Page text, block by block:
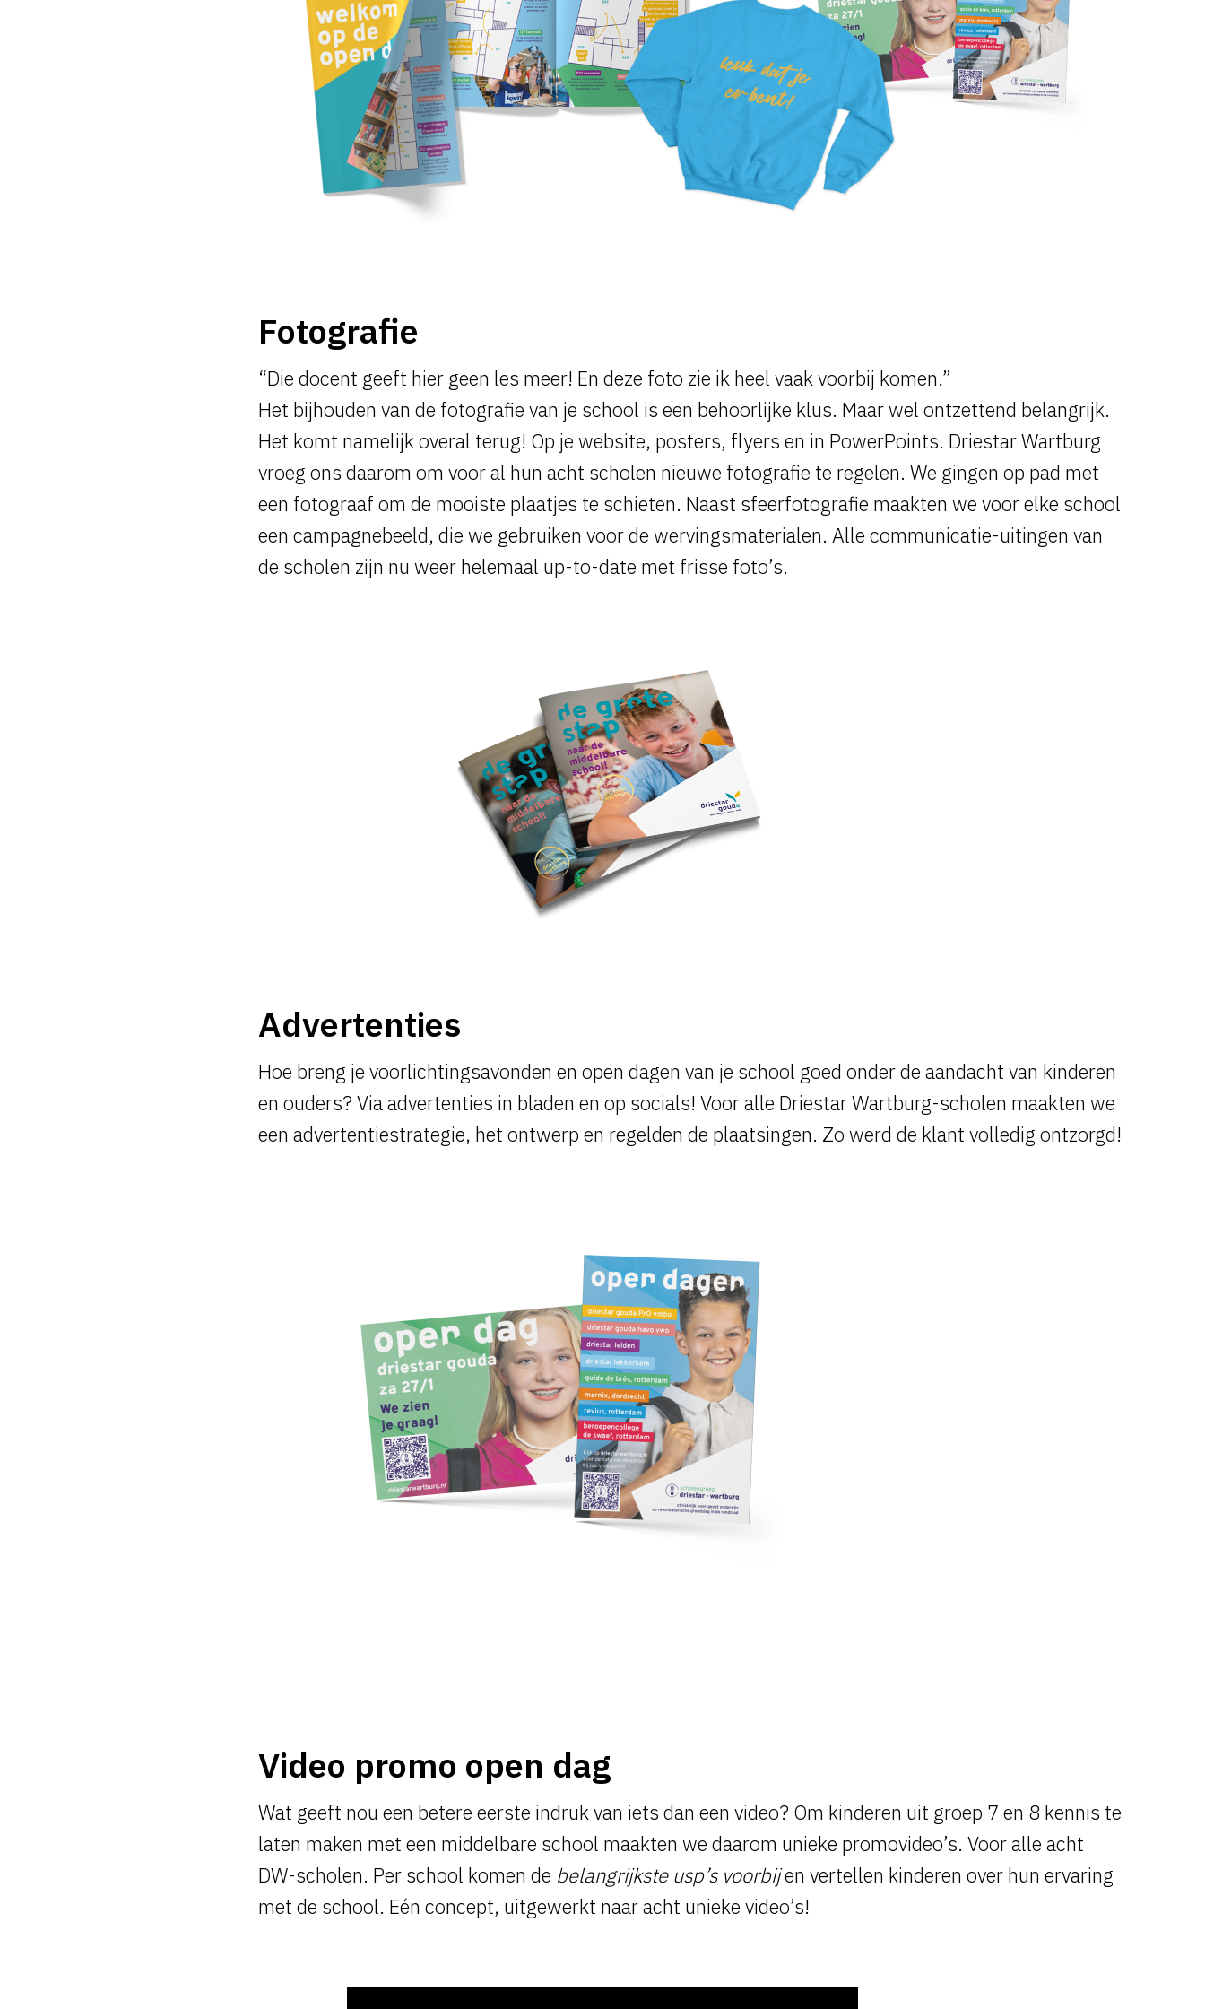
Fotografie
“Die docent geeft hier geen les meer! En deze foto zie ik heel vaak voorbij komen.”
Het bijhouden van de fotografie van je school is een behoorlijke klus. Maar wel ontzettend belangrijk.
Het komt namelijk overal terug! Op je website, posters, flyers en in PowerPoints. Driestar Wartburg
vroeg ons daarom om voor al hun acht scholen nieuwe fotografie te regelen. We gingen op pad met
een fotograaf om de mooiste plaatjes te schieten. Naast sfeerfotografie maakten we voor elke school
een campagnebeeld, die we gebruiken voor dewervingsmaterialen. Alle communicatie-uitingen van
de scholen zijn nu weer helemaal up-to-date met frisse foto’s.
Advertenties
Hoe breng je voorlichtingsavonden en open dagen van je school goed onder de aandacht van kinderen
en ouders? Via advertenties in bladen en op socials! Voor alle Driestar Wartburg-scholen maakten we
een advertentiestrategie, het ontwerp en regelden de plaatsingen. Zo werd de klant volledig ontzorgd!
Video promo open dag
Wat geeft nou een betere eerste indruk van iets dan een video? Om kinderen uit groep 7 en 8 kennis te
laten maken met een middelbare school maakten we daarom unieke promovideo’s. Voor alle acht
DW-scholen. Per school komen de belangrijkste usp’s voorbijen vertellen kinderen over hun ervaring
met de school. Eén concept, uitgewerkt naar acht unieke video’s!